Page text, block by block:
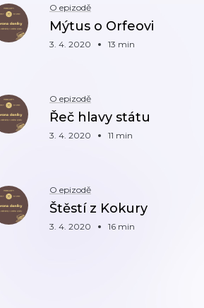
O epizodě
Mýtus o Orfeovi
3. 4. 2020 13 min
O epizodě
Řeč hlavy státu
3. 4. 2020 11 min
O epizodě
Štěstí z Kokury
3. 4. 2020 16 min